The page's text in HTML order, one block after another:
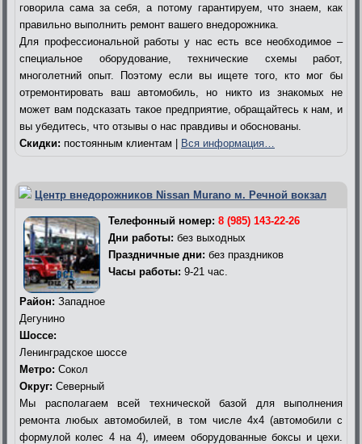
говорила сама за себя, а потому гарантируем, что знаем, как
правильно выполнить ремонт вашего внедорожника.
Для профессиональной работы у нас есть все необходимое –
специальное оборудование, технические схемы работ,
многолетний опыт. Поэтому если вы ищете того, кто мог бы
отремонтировать ваш автомобиль, но никто из знакомых не
может вам подсказать такое предприятие, обращайтесь к нам, и
вы убедитесь, что отзывы о нас правдивы и обоснованы.
Скидки: постоянным клиентам | Вся информация…
Центр внедорожников Nissan Murano м. Речной вокзал
Телефонный номер: 8 (985) 143-22-26
Дни работы: без выходных
Праздничные дни: без праздников
Часы работы: 9-21 час.
Район: Западное
Дегунино
Шоссе:
Ленинградское шоссе
Метро: Сокол
Округ: Северный
Мы располагаем всей технической базой для выполнения
ремонта любых автомобилей, в том числе 4х4 (автомобили с
формулой колес 4 на 4), имеем оборудованные боксы и цехи.